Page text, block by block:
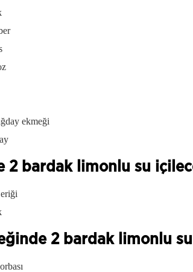
ekmeği
2 bardak limonlu su
2 bardak limonlu